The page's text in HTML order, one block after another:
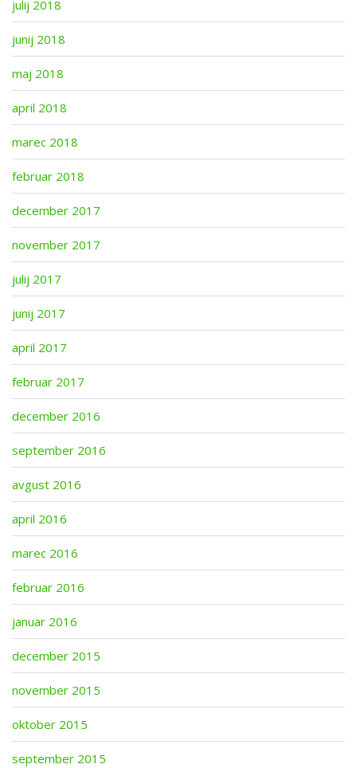
julij 2018
junij 2018
maj 2018
april 2018
marec 2018
februar 2018
december 2017
november 2017
julij 2017
junij 2017
april 2017
februar 2017
december 2016
september 2016
avgust 2016
april 2016
marec 2016
februar 2016
januar 2016
december 2015
november 2015
oktober 2015
september 2015